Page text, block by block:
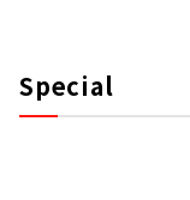
Special